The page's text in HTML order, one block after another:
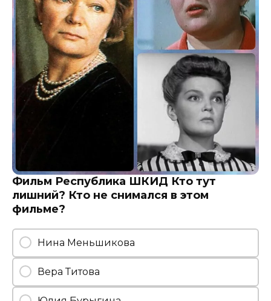
Фильм Республика ШКИД Кто тут
лишний? Кто не снимался в этом
фильме?
Нина Меньшикова
Вера Титова